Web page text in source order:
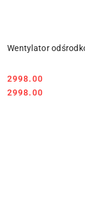
Wentylator
Cena:
2998.00
Cena:
2998.00